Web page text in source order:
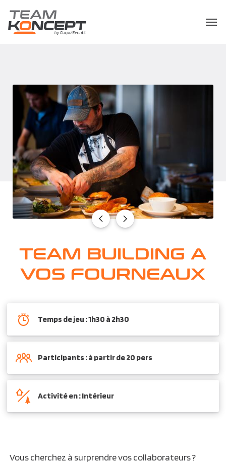
TEAM BUILDING A
VOS FOURNEAUX
Temps de jeu : 1h30 à 2h30
Participants : à partir de 20 pers
Activité en : Intérieur
Vous cherchez à surprendre vos collaborateurs ?